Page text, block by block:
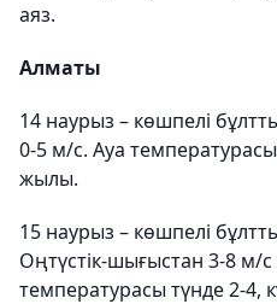
аяз.
Алматы
14 наурыз – көшпелі
0-5 м/с. Ауа температурасы
жылы.
15 наурыз – көшпелі
Оңтүстік-шығыстан 3-8 м/
температурасы түнде 2-4,